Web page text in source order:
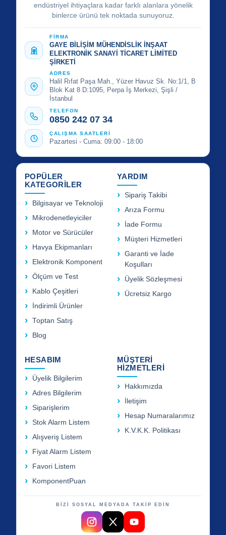
endüstriyel ihtiyaçlara kadar farklı alanlara yönelik
binlerce ürünü tek noktada sunuyoruz.
FİRMA
GAYE BİLİŞİM MÜHENDİSLİK İNŞAAT
ELEKTRONİK SANAYİ TİCARET LİMİTED
ŞİRKETİ
ADRES
Halil Rıfat Paşa Mah., Yüzer Havuz Sk. No:1/1, B
Blok Kat 8 D:1095, Perpa İş Merkezi, Şişli /
İstanbul
TELEFON
0850 242 07 34
ÇALIŞMA SAATLERİ
Pazartesi - Cuma: 09:00 - 18:00
POPÜLER
KATEGORİLER
Bilgisayar ve Teknoloji
Mikrodenetleyiciler
Motor ve Sürücüler
Havya Ekipmanları
Elektronik Komponent
Ölçüm ve Test
Kablo Çeşitleri
İndirimli Ürünler
Toptan Satış
Blog
YARDIM
Sipariş Takibi
Arıza Formu
İade Formu
Müşteri Hizmetleri
Garanti ve İade
Koşulları
Üyelik Sözleşmesi
Ücretsiz Kargo
HESABIM
Üyelik Bilgilerim
Adres Bilgilerim
Siparişlerim
Stok Alarm Listem
Alışveriş Listem
Fiyat Alarm Listem
Favori Listem
KomponentPuan
MÜŞTERİ
HİZMETLERİ
Hakkımızda
İletişim
Hesap Numaralarımız
K.V.K.K. Politikası
BİZİ SOSYAL MEDYADA TAKİP EDİN